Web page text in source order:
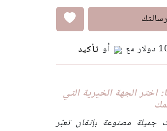
أو تأكيد
الجهة الخيرية التي
مصنوعة بإتقان تعبّر